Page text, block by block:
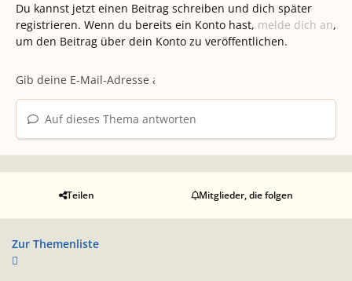
Du kannst jetzt einen Beitrag schreiben und dich später
registrieren. Wenn du bereits ein Konto hast, melde dich an,
um den Beitrag über dein Konto zu veröffentlichen.
Auf dieses Thema antworten
Teilen Mitglieder, die folgen
Zur Themenliste